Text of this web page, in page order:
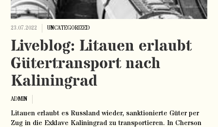
23.07.2022 UNCATEGORIZED
Liveblog: Litauen erlaubt
Gütertransport nach
Kaliningrad
ADMIN
Litauen erlaubt es Russland wieder, sanktionierte Güter per
Zug in die Exklave Kaliningrad zu transportieren. In Cherson